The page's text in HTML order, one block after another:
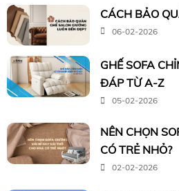
CÁCH BẢO
06-02-2026
GHẾ SOFA
ĐÁP TỪ A-Z
05-02-2026
NÊN CHỌN
CÓ TRẺ NHỎ?
02-02-2026